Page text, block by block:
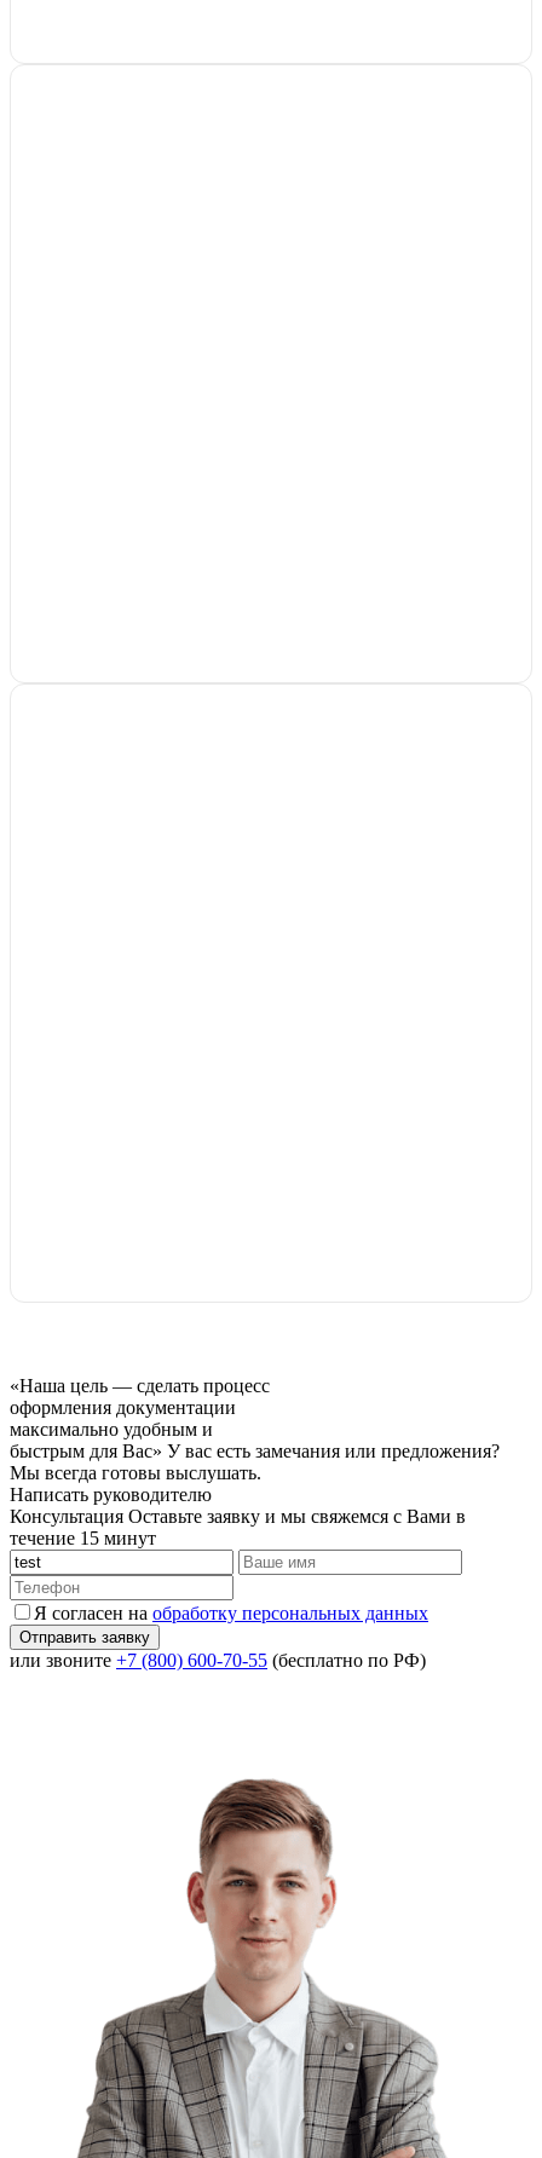
«Наша цель — сделать процесс
оформления документации
максимально удобным и
быстрым для Вас» У вас есть замечания или предложения?
Мы всегда готовы выслушать.
Написать руководителю
Консультация Оставьте заявку и мы свяжемся с Вами в
течение 15 минут
Я согласен на обработку персональных данных
или звоните +7 (800) 600-70-55 (бесплатно по РФ)